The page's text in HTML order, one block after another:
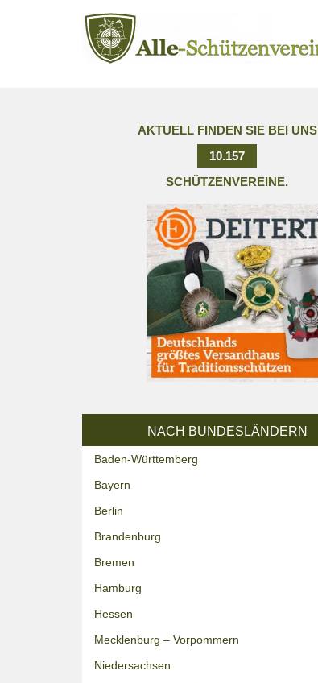
AKTUELL FINDEN SIE BEI UNS
10.157
SCHÜTZENVEREINE.
NACH BUNDESLÄNDERN
Baden-Württemberg
Bayern
Berlin
Brandenburg
Bremen
Hamburg
Hessen
Mecklenburg – Vorpommern
Niedersachsen